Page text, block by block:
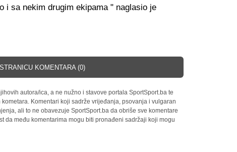
i sa nekim drugim ekipama " naglasio je
KOMENTARA (0)
autora/ica, a ne nužno i stavove portala SportSport.ba te
Komentari koji sadrže vrijeđanja, psovanja i vulgaran
ali to ne obavezuje SportSport.ba da obriše sve komentare
da među komentarima mogu biti pronađeni sadržaji koji mogu